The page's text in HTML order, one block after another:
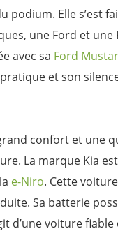
podium. Elle s’est
une Ford et une
avec sa Ford
et son
confort et une
La marque Kia
e-Niro. Cette
Sa batterie
d’une voiture